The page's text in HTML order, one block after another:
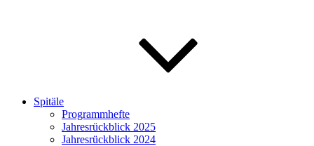
Spitäle
Programmhefte
Jahresrückblick 2025
Jahresrückblick 2024